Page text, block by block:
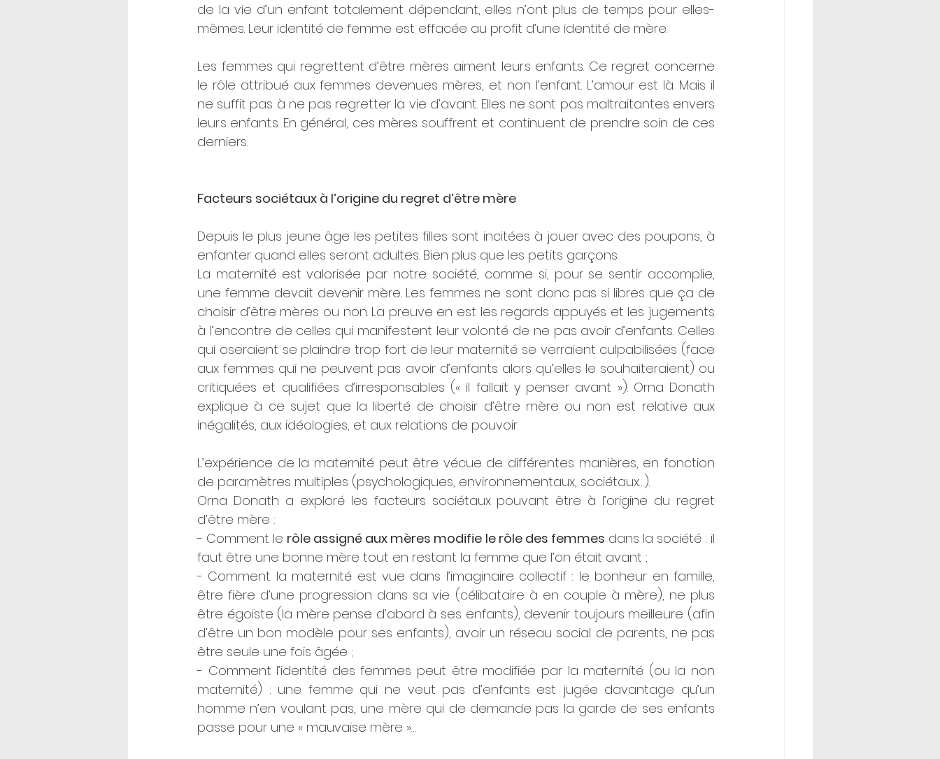
de la vie d’un enfant totalement dépendant, elles n’ont plus de temps pour elles-
mêmes. Leur identité de femme est effacée au profit d’une identité de mère.
Les femmes qui regrettent d’être mères aiment leur.s enfant.s. Ce regret concerne
le rôle attribué aux femmes devenues mères, et non l’enfant. L’amour est là. Mais il
ne suffit pas à ne pas regretter la vie d’avant. Elles ne sont pas maltraitantes envers
leur.s enfant.s. En général, ces mères souffrent et continuent de prendre soin de ces
derniers.
Facteurs sociétaux à l’origine du regret d’être mère
Depuis le plus jeune âge les petites filles sont incitées à jouer avec des poupons, à
enfanter quand elles seront adultes. Bien plus que les petits garçons.
La maternité est valorisée par notre société, comme si, pour se sentir accomplie,
une femme devait devenir mère. Les femmes ne sont donc pas si libres que ça de
choisir d’être mères ou non. La preuve en est les regards appuyés et les jugements
à l’encontre de celles qui manifestent leur volonté de ne pas avoir d’enfants. Celles
qui oseraient se plaindre trop fort de leur maternité se verraient culpabilisées (face
aux femmes qui ne peuvent pas avoir d’enfants alors qu’elles le souhaiteraient) ou
critiquées et qualifiées d’irresponsables (« il fallait y penser avant »). Orna Donath
explique à ce sujet que la liberté de choisir d’être mère ou non est relative aux
inégalités, aux idéologies, et aux relations de pouvoir.
L’expérience de la maternité peut être vécue de différentes manières, en fonction
de paramètres multiples (psychologiques, environnementaux, sociétaux…).
Orna Donath a exploré les facteurs sociétaux pouvant être à l’origine du regret
d’être mère :
- Comment le rôle assigné aux mères modifie le rôle des femmes dans la société : il
faut être une bonne mère tout en restant la femme que l’on était avant ;
- Comment la maternité est vue dans l’imaginaire collectif : le bonheur en famille,
être fière d’une progression dans sa vie (célibataire à en couple à mère), ne plus
être égoïste (la mère pense d’abord à ses enfants), devenir toujours meilleure (afin
d’être un bon modèle pour ses enfants), avoir un réseau social de parents, ne pas
être seule une fois âgée ;
- Comment l’identité des femmes peut être modifiée par la maternité (ou la non
maternité) : une femme qui ne veut pas d’enfants est jugée davantage qu’un
homme n’en voulant pas, une mère qui de demande pas la garde de ses enfants
passe pour une « mauvaise mère »…